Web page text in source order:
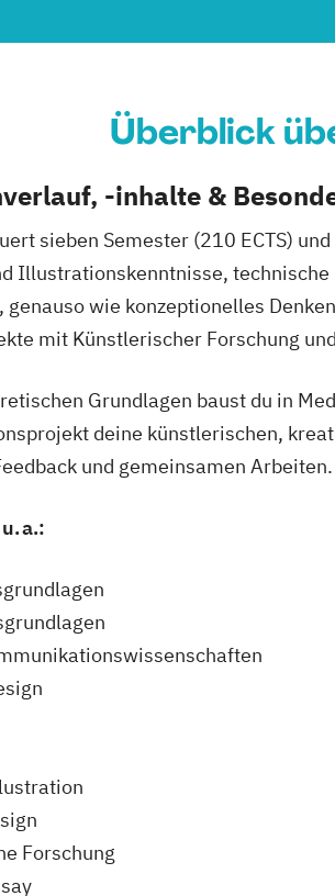
Überblick
-inhalte &
sieben Semester (210 ECTS)
Illustrationskenntnisse,
genauso wie konzeptionelles
mit Künstlerischer Forschung
Grundlagen baust du in
deine künstlerischen,
und gemeinsamen Arbeiten.
a.:
Forschung